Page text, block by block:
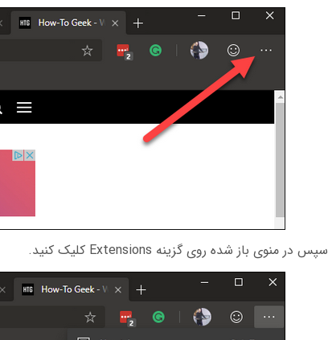
سپس در منوی باز شده روی گزينه Extensions کلیک کنید.